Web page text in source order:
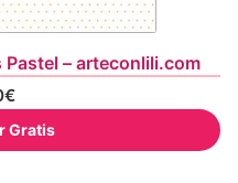
– arteconlili.com
€
Gratis